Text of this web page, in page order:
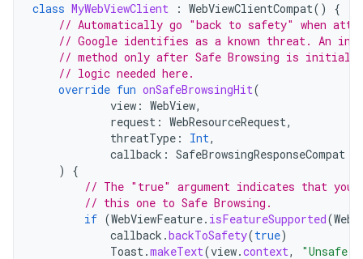
class MyWebViewClient : WebViewClientCompat()
{
// Automatically go "back to safety" when
// Google identifies as a known threat. An
// method only after Safe Browsing is
// logic needed here.
override fun onSafeBrowsingHit(
view : WebView,
request : WebResourceRequest,
threatType : Int,
callback : SafeBrowsingResponseCompat
)
{
// The "true" argument indicates that
// this one to Safe Browsing.
if (WebViewFeature. isFeatureSupported(
callback .backToSafety(true)
Toast.makeText(view.context,
"Unsafe